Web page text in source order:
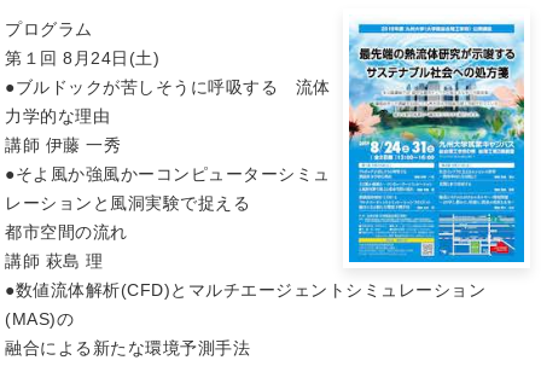
プログラム
第１回 8月24日(土)
●ブルドックが苦しそうに呼吸する 流体
力学的な理由
講師 伊藤 一秀
●そよ風か強風かーコンピューターシミュ
レーションと風洞実験で捉える
都市空間の流れ
講師 萩島 理
●数値流体解析(CFD)とマルチエージェントシミュレーション
(MAS)の
融合による新たな環境予測手法